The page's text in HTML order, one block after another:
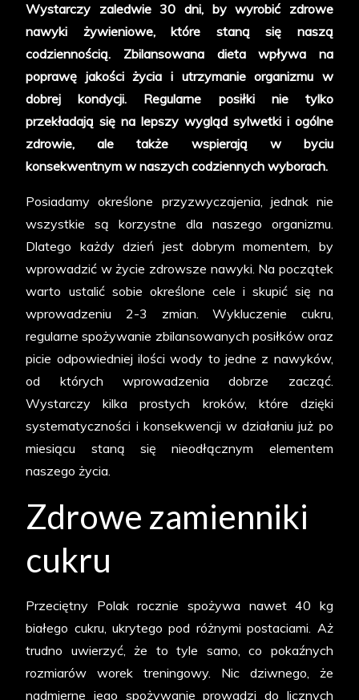
na
zdrowie
jak
skutecznie
wprowadzić
prawidłowe
nawyki
żywieniowe?
Wystarczy zaledwie 30 dni, by wyrobić zdrowe
nawyki żywieniowe, które staną się naszą
codziennością. Zbilansowana dieta wpływa na
poprawę jakości życia i utrzymanie organizmu w
dobrej kondycji. Regularne posiłki nie tylko
przekładają się na lepszy wygląd sylwetki i ogólne
zdrowie, ale także wspierają w byciu
konsekwentnym w naszych codziennych wyborach.
Posiadamy określone przyzwyczajenia, jednak nie
wszystkie są korzystne dla naszego organizmu.
Dlatego każdy dzień jest dobrym momentem, by
wprowadzić w życie zdrowsze nawyki. Na początek
warto ustalić sobie określone cele i skupić się na
wprowadzeniu 2-3 zmian. Wykluczenie cukru,
regularne spożywanie zbilansowanych posiłków oraz
picie odpowiedniej ilości wody to jedne z nawyków,
od których wprowadzenia dobrze zacząć.
Wystarczy kilka prostych kroków, które dzięki
systematyczności i konsekwencji w działaniu już po
miesiącu staną się nieodłącznym elementem
naszego życia.
Zdrowe zamienniki
cukru
Przeciętny Polak rocznie spożywa nawet 40 kg
białego cukru, ukrytego pod różnymi postaciami. Aż
trudno uwierzyć, że to tyle samo, co pokaźnych
rozmiarów worek treningowy. Nic dziwnego, że
nadmierne jego spożywanie prowadzi do licznych